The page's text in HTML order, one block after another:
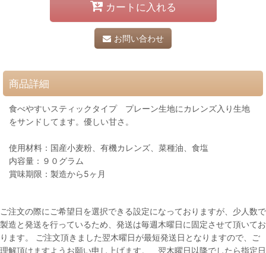
カートに入れる
お問い合わせ
商品詳細
食べやすいスティックタイプ プレーン生地にカレンズ入り生地
をサンドしてます。優しい甘さ。
使用材料：国産小麦粉、有機カレンズ、菜種油、食塩
内容量：９０グラム
賞味期限：製造から5ヶ月
ご注文の際にご希望日を選択できる設定になっておりますが、少人数で
製造と発送を行っているため、発送は毎週木曜日に固定させて頂いてお
ります。 ご注文頂きました翌木曜日が最短発送日となりますので、ご
理解頂けますようお願い申し上げます。 翌木曜日以降でしたら指定日